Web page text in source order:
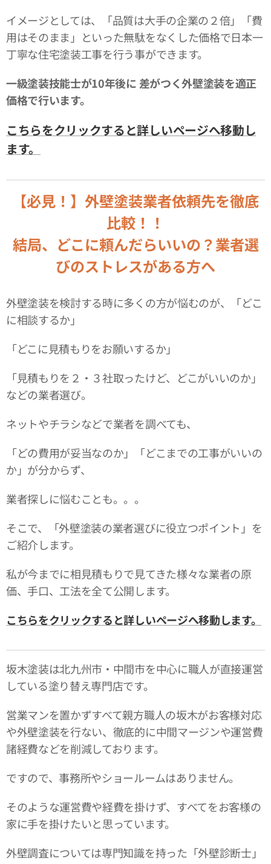
イメージとしては、「品質は大手の企業の２倍」「費
用はそのまま」といった無駄をなくした価格で日本一
丁寧な住宅塗装工事を行う事ができます。
一級塗装技能士が10年後に 差がつく外壁塗装を適正
価格で行います。
こちらをクリックすると詳しいページへ移動し
ます。
【必見！】外壁塗装業者依頼先を徹底
比較！！
結局、どこに頼んだらいいの？業者選
びのストレスがある方へ
外壁塗装を検討する時に多くの方が悩むのが、「どこ
に相談するか」
「どこに見積もりをお願いするか」
「見積もりを２・３社取ったけど、どこがいいのか」
などの業者選び。
ネットやチラシなどで業者を調べても、
「どの費用が妥当なのか」「どこまでの工事がいいの
か」が分からず、
業者探しに悩むことも。。。
そこで、「外壁塗装の業者選びに役立つポイント」を
ご紹介します。
私が今までに相見積もりで見てきた様々な業者の原
価、手口、工法を全て公開します。
こちらをクリックすると詳しいページへ移動します。
坂木塗装は北九州市・中間市を中心に職人が直接運営
している塗り替え専門店です。
営業マンを置かずすべて親方職人の坂木がお客様対応
や外壁塗装を行ない、徹底的に中間マージンや運営費
諸経費などを削減しております。
ですので、事務所やショールームはありません。
そのような運営費や経費を掛けず、すべてをお客様の
家に手を掛けたいと思っています。
外壁調査については専門知識を持った「外壁診断士」